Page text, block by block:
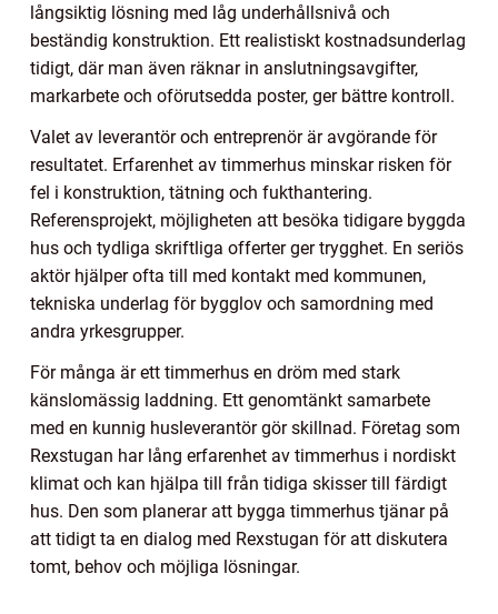
långsiktig lösning med låg underhållsnivå och
beständig konstruktion. Ett realistiskt kostnadsunderlag
tidigt, där man även räknar in anslutningsavgifter,
markarbete och oförutsedda poster, ger bättre kontroll.
Valet av leverantör och entreprenör är avgörande för
resultatet. Erfarenhet av timmerhus minskar risken för
fel i konstruktion, tätning och fukthantering.
Referensprojekt, möjligheten att besöka tidigare byggda
hus och tydliga skriftliga offerter ger trygghet. En seriös
aktör hjälper ofta till med kontakt med kommunen,
tekniska underlag för bygglov och samordning med
andra yrkesgrupper.
För många är ett timmerhus en dröm med stark
känslomässig laddning. Ett genomtänkt samarbete
med en kunnig husleverantör gör skillnad. Företag som
Rexstugan har lång erfarenhet av timmerhus i nordiskt
klimat och kan hjälpa till från tidiga skisser till färdigt
hus. Den som planerar att bygga timmerhus tjänar på
att tidigt ta en dialog med Rexstugan för att diskutera
tomt, behov och möjliga lösningar.